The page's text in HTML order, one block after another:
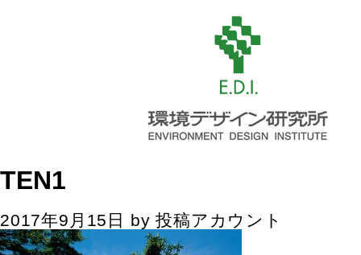
TEN1
2017年9月15日 by投稿アカウント